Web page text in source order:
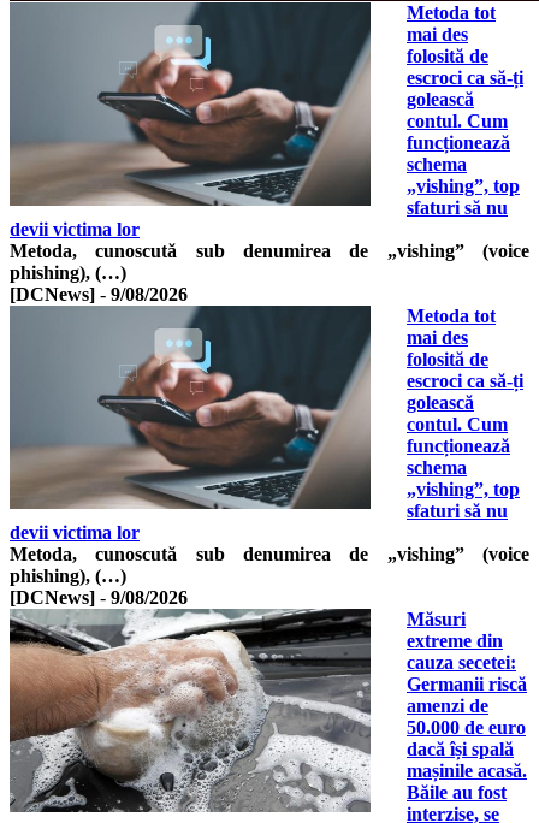
Metoda tot
mai des
folosită de
escroci ca să-ți
golească
contul. Cum
funcționează
schema
„vishing”, top
sfaturi să nu
devii victima lor
Metoda, cunoscută sub denumirea de „vishing” (voice
phishing), (…)
[DCNews] - 9/08/2026
Metoda tot
mai des
folosită de
escroci ca să-ți
golească
contul. Cum
funcționează
schema
„vishing”, top
sfaturi să nu
devii victima lor
Metoda, cunoscută sub denumirea de „vishing” (voice
phishing), (…)
[DCNews] - 9/08/2026
Măsuri
extreme din
cauza secetei:
Germanii riscă
amenzi de
50.000 de euro
dacă își spală
mașinile acasă.
Băile au fost
interzise, se